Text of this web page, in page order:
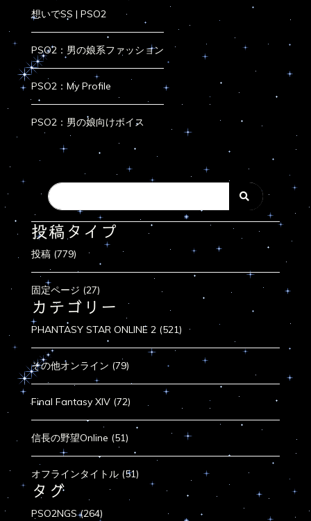
想いでSS | PSO2
PSO2：男の娘系ファッション
PSO2：My Profile
PSO2：男の娘向けボイス
投稿タイプ
投稿 (779)
固定ページ (27)
カテゴリー
PHANTASY STAR ONLINE 2 (521)
その他オンライン (79)
Final Fantasy XIV (72)
信長の野望Online (51)
オフラインタイトル (51)
タグ
PSO2NGS (264)